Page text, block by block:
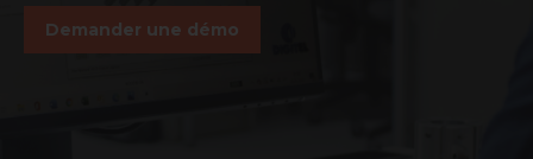
Demander une démo